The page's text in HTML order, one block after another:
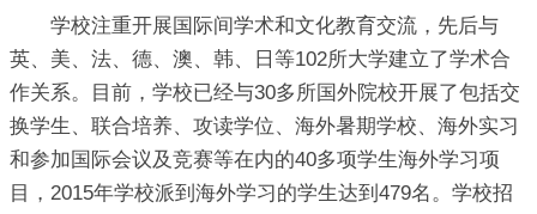
学校注重开展国际间学术和文化教育交流，先后与
英、美、法、德、澳、韩、日等102所大学建立了学术合
作关系。目前，学校已经与30多所国外院校开展了包括交
换学生、联合培养、攻读学位、海外暑期学校、海外实习
和参加国际会议及竞赛等在内的40多项学生海外学习项
目，2015年学校派到海外学习的学生达到479名。学校招